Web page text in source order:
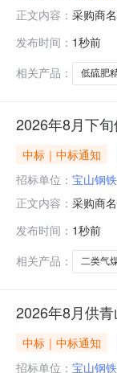
正文内容： 采购商
发布时间： 1秒前
相关产品：
低硫肥
2026年8月下
中标｜中标通知
招标单位： 宝山钢
正文内容： 采购商
发布时间： 1秒前
相关产品：
二类气
2026年8月供
中标｜中标通知
招标单位： 宝山钢